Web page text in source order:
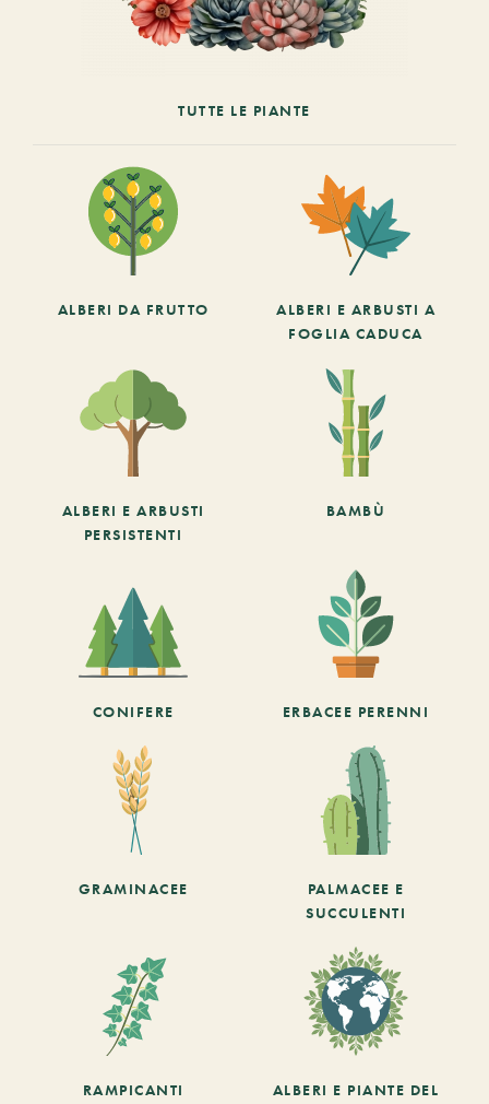
TUTTE LE PIANTE
ALBERI DA FRUTTO
ALBERI E ARBUSTI A
FOGLIA CADUCA
ALBERI E ARBUSTI
PERSISTENTI
BAMBÙ
CONIFERE ERBACEE PERENNI
GRAMINACEE
PALMACEE E
SUCCULENTI
RAMPICANTI
ALBERI E PIANTE DEL